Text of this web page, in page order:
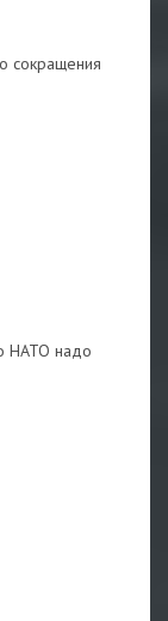
сокращения
НАТО надо